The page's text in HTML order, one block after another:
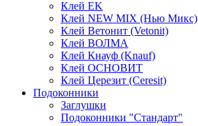
Клей EK
Клей NEW MIX (Нью Микс)
Клей Ветонит (Vetonit)
Клей ВОЛМА
Клей Кнауф (Knauf)
Клей ОСНОВИТ
Клей Церезит (Ceresit)
Подоконники
Заглушки
Подоконники "Стандарт"